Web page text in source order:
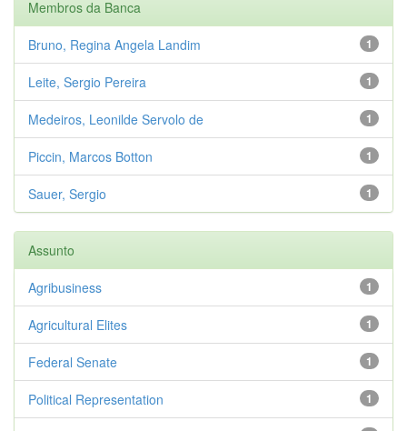
Membros da Banca
1
Bruno, Regina Angela Landim
1
Leite, Sergio Pereira
1
Medeiros, Leonilde Servolo de
1
Piccin, Marcos Botton
1
Sauer, Sergio
Assunto
1
Agribusiness
1
Agricultural Elites
1
Federal Senate
1
Political Representation